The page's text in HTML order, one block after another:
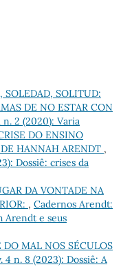
SOLEDAD, SOLITUD:
DE NO ESTAR CON
n. 2 (2020): Varia
DO ENSINO
HANNAH ARENDT ,
Dossiê: crises da
DA VONTADE NA
, Cadernos Arendt:
Arendt e seus
DO MAL NOS SÉCULOS
4 n. 8 (2023): Dossiê: A